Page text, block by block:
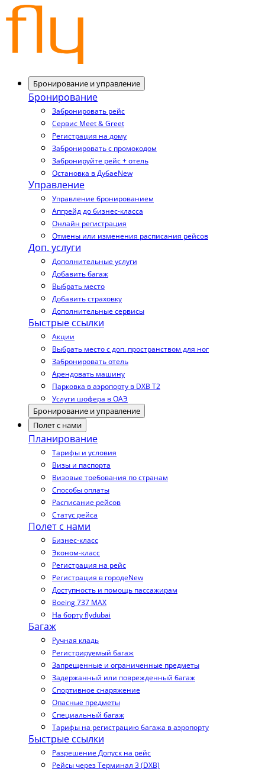
Бронирование и управление
Бронирование
Забронировать рейс
Сервис Meet & Greet
Регистрация на дому
Забронировать с промокодом
Забронируйте рейс + отель
Остановка в ДубаеNew
Управление
Управление бронированием
Апгрейд до бизнес-класса
Онлайн регистрация
Отмены или изменения расписания рейсов
Доп. услуги
Дополнительные услуги
Добавить багаж
Выбрать место
Добавить страховку
Дополнительные сервисы
Быстрые ссылки
Акции
Выбрать место с доп. пространством для ног
Забронировать отель
Арендовать машину
Парковка в аэропорту в DXB T2
Услуги шофера в ОАЭ
Бронирование и управление
Полет с нами
Планирование
Тарифы и условия
Визы и паспорта
Визовые требования по странам
Способы оплаты
Расписание рейсов
Статус рейса
Полет с нами
Бизнес-класс
Эконом-класс
Регистрация на рейс
Регистрация в городеNew
Доступность и помощь пассажирам
Boeing 737 MAX
На борту flydubai
Багаж
Ручная кладь
Регистрируемый багаж
Запрещенные и ограниченные предметы
Задержанный или поврежденный багаж
Спортивное снаряжение
Опасные предметы
Специальный багаж
Тарифы на регистрацию багажа в аэропорту
Быстрые ссылки
Разрешение Допуск на рейс
Рейсы через Терминал 3 (DXB)